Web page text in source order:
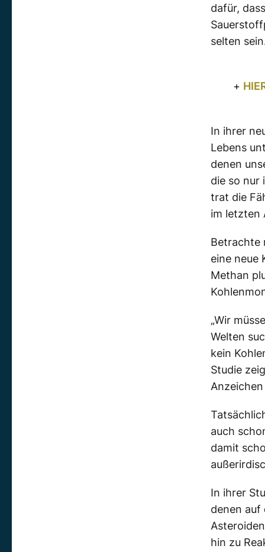
dafür,
selten
+
In ihrer
Lebens
denen
die so nur
trat die
im letzten
Betrachte
eine neue
Methan
„Wir
Welten
kein
Studie
auch
damit
In ihrer
denen auf
hin zu